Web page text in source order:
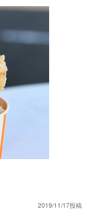
2019/11/17投稿